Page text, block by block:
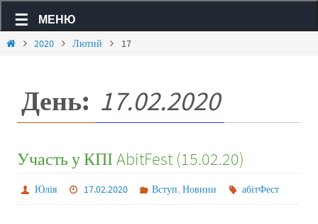
МЕНЮ
2020 Лютий 17
День: 17.02.2020
Участь у КПІ AbitFest (15.02.20)
Юлія 17.02.2020 Вступ, Новини абітФест